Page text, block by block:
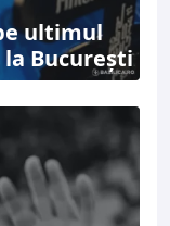
ultimul
București